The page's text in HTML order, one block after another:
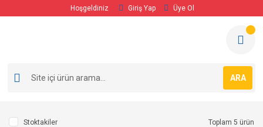
Hoşgeldiniz Giriş Yap Üye Ol
ARA
Stoktakiler Toplam 5 ürün